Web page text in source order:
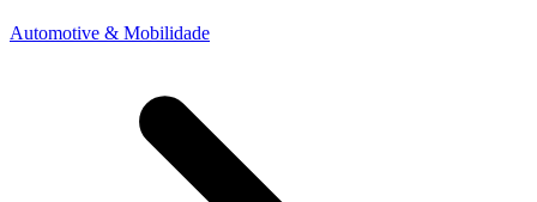
Automotive & Mobilidade